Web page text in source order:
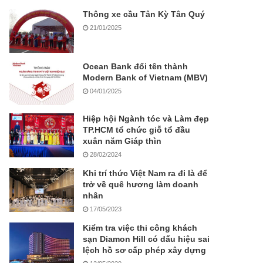
Thông xe cầu Tân Kỳ Tân Quý
21/01/2025
Ocean Bank đổi tên thành
Modern Bank of Vietnam (MBV)
04/01/2025
Hiệp hội Ngành tóc và Làm đẹp
TP.HCM tổ chức giỗ tổ đầu
xuân năm Giáp thìn
28/02/2024
Khi trí thức Việt Nam ra đi là để
trở về quê hương làm doanh
nhân
17/05/2023
Kiểm tra việc thi công khách
sạn Diamon Hill có dấu hiệu sai
lệch hồ sơ cấp phép xây dựng